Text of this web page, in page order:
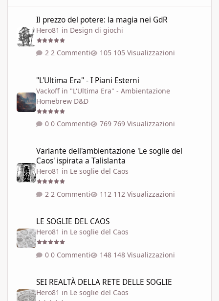
Il prezzo del potere: la magia nei GdR
Hero81 in Design di giochi
2 Commenti 105 Visualizzazioni
"L'Ultima Era" - I Piani Esterni
Vackoff in "L'Ultima Era" - Ambientazione
Homebrew D&D
0 Commenti 769 Visualizzazioni
Variante dell'ambientazione 'Le soglie del
Caos' ispirata a Talislanta
Hero81 in Le soglie del Caos
2 Commenti 112 Visualizzazioni
LE SOGLIE DEL CAOS
Hero81 in Le soglie del Caos
0 Commenti 148 Visualizzazioni
SEI REALTÀ DELLA RETE DELLE SOGLIE
Hero81 in Le soglie del Caos